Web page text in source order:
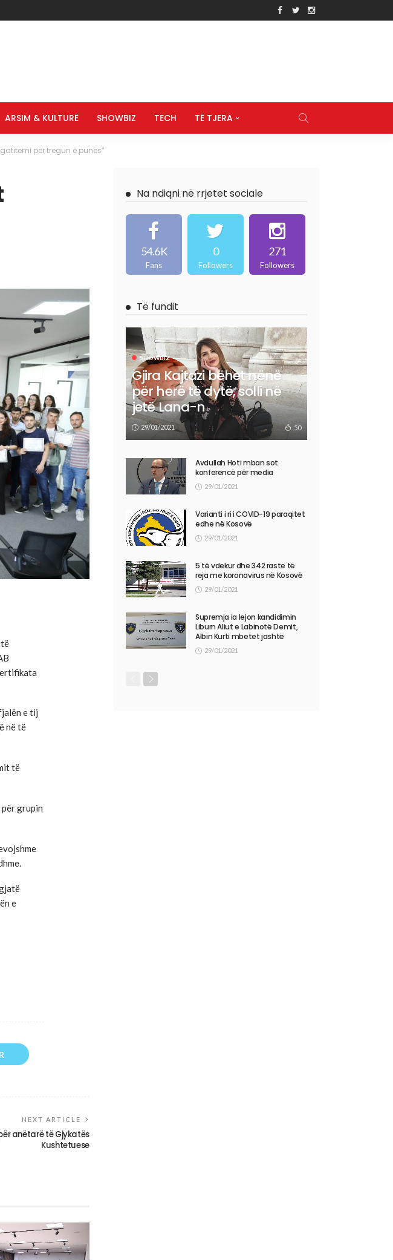
ARSIM & KULTURË SHOWBIZ TECH TË TJERA
për tregun e punës”
e tij
në të
të
grupin
e
NEXT ARTICLE
anëtarë të Gjykatës
Kushtetuese
Na ndiqni në rrjetet sociale
54.6K
Fans
0
Followers
271
Followers
Të fundit
SHOWBIZ
Gjira Kajtazi bëhet nënë
për herë të dytë, solli në
jetë Lana-n
29/01/2021 50
Avdullah Hoti mban sot
konferencë për media
29/01/2021
Varianti i ri i COVID-19 paraqitet
edhe në Kosovë
29/01/2021
5 të vdekur dhe 342 raste të
reja me koronavirus në Kosovë
29/01/2021
Supremja ia lejon kandidimin
Liburn Aliut e Labinotë Demit,
Albin Kurti mbetet jashtë
29/01/2021